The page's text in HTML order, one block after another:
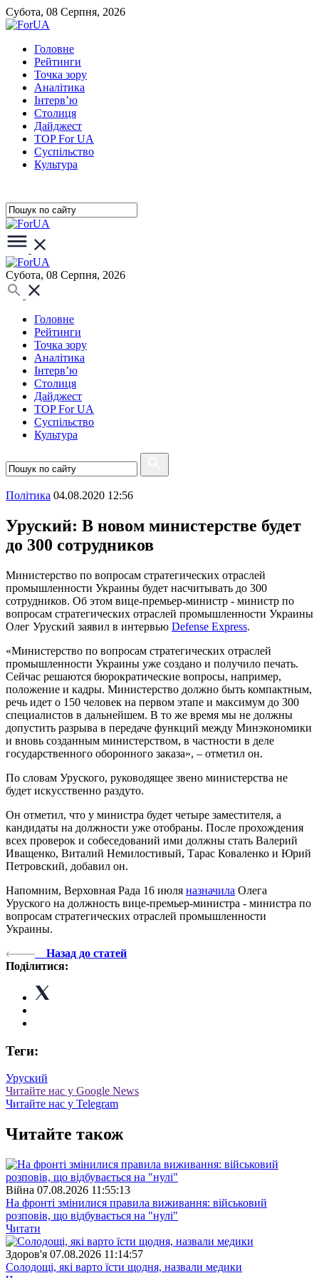
Субота, 08 Серпня, 2026
Головне
Рейтинги
Точка зору
Аналітика
Інтерв’ю
Столиця
Дайджест
TOP For UA
Суспiльство
Культура
Субота, 08 Серпня, 2026
Головне
Рейтинги
Точка зору
Аналітика
Інтерв’ю
Столиця
Дайджест
TOP For UA
Суспiльство
Культура
Полiтика 04.08.2020 12:56
Уруский: В новом министерстве будет
до 300 сотрудников
Министерство по вопросам стратегических отраслей
промышленности Украины будет насчитывать до 300
сотрудников. Об этом вице-премьер-министр - министр по
вопросам стратегических отраслей промышленности Украины
Олег Уруский заявил в интервью Defense Express.
«Министерство по вопросам стратегических отраслей
промышленности Украины уже создано и получило печать.
Сейчас решаются бюрократические вопросы, например,
положение и кадры. Министерство должно быть компактным,
речь идет о 150 человек на первом этапе и максимум до 300
специалистов в дальнейшем. В то же время мы не должны
допустить разрыва в передаче функций между Минэкономики
и вновь созданным министерством, в частности в деле
государственного оборонного заказа», – отметил он.
По словам Уруского, руководящее звено министерства не
будет искусственно раздуто.
Он отметил, что у министра будет четыре заместителя, а
кандидаты на должности уже отобраны. После прохождения
всех проверок и собеседований ими должны стать Валерий
Иващенко, Виталий Немилостивый, Тарас Коваленко и Юрий
Петровский, добавил он.
Напомним, Верховная Рада 16 июля назначила Олега
Уруского на должность вице-премьер-министра - министра по
вопросам стратегических отраслей промышленности
Украины.
Назад до статей
Поділитися:
Теги:
Уруский
Читайте нас у Google News
Читайте нас у Telegram
Читайте також
Війна 07.08.2026 11:55:13
На фронті змінилися правила виживання: військовий
розповів, що відбувається на "нулі"
Читати
Здоров'я 07.08.2026 11:14:57
Солодощі, які варто їсти щодня, назвали медики